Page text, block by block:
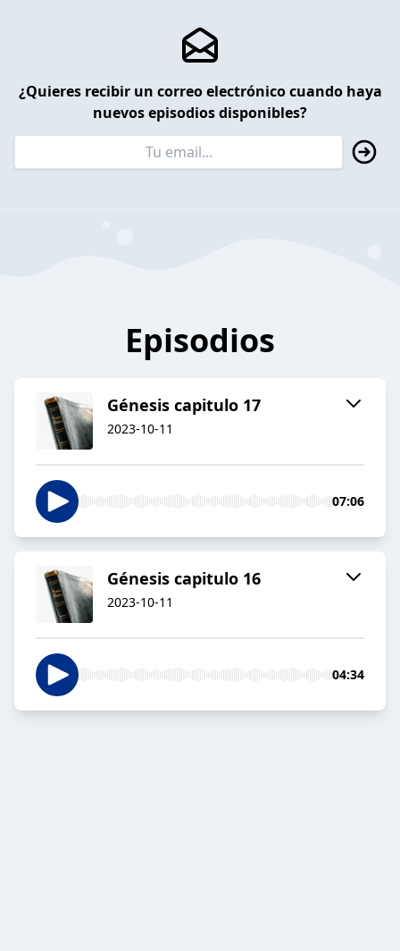
¿Quieres recibir un correo electrónico cuando haya
nuevos episodios disponibles?
Episodios
Génesis capitulo 17
2023-10-11
07:06
Génesis capitulo 16
2023-10-11
04:34